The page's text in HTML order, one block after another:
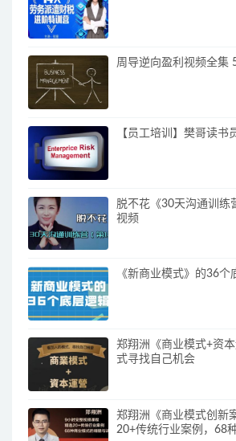
周导逆向盈利视频全集
【员工培训】樊哥读书
脱不花《30天沟通训练
视频
《新商业模式》的36个
郑翔洲《商业模式+资
式寻找自己机会
郑翔洲《商业模式创新
20+传统行业案例，68